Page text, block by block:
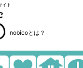
イト
nobicoとは？